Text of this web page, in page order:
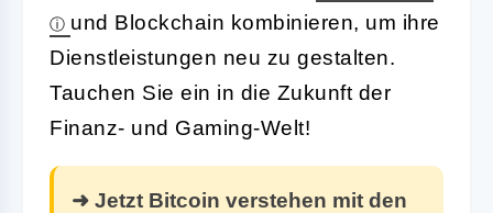
und Blockchain kombinieren, um ihre
Dienstleistungen neu zu gestalten.
Tauchen Sie ein in die Zukunft der
Finanz- und Gaming-Welt!
➜ Jetzt Bitcoin verstehen mit den